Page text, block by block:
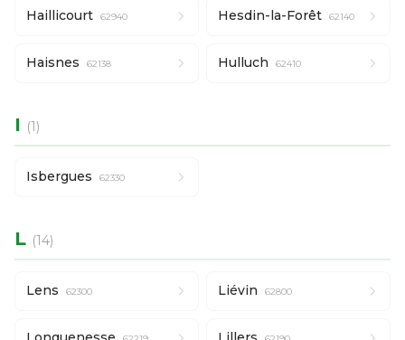
Haillicourt 62940 Hesdin-la-Forêt 62140
Haisnes 62138 Hulluch 62410
I (1)
Isbergues 62330
L (14)
Lens 62300 Liévin 62800